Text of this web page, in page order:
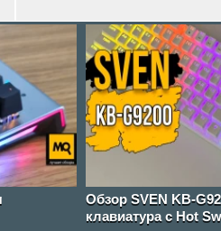
Обзор SVEN KB-
клавиатура с Hot